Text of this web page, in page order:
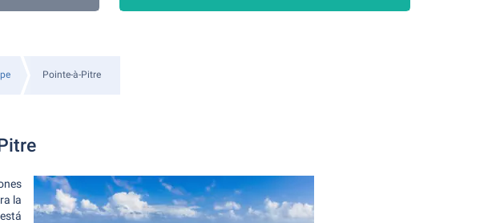
Pointe-à-Pitre
la